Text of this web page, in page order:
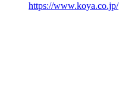
https://www.koya.co.jp/